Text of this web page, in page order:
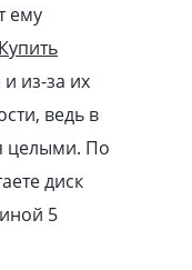
ему
Купить
из-за их
ведь в
целыми. По
диск
5